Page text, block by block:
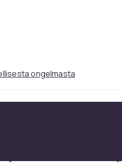
ongelmasta